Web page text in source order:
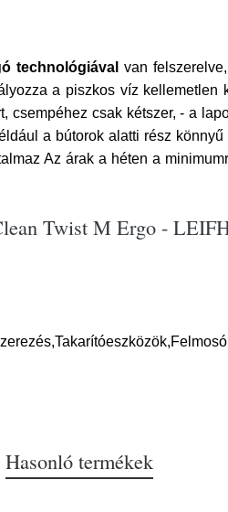
technológiával van
a piszkos víz kellemetlen
csak kétszer, - a
a bútorok alatti rész
Az árak a héten a
Twist M Ergo -
Hasonló termékek